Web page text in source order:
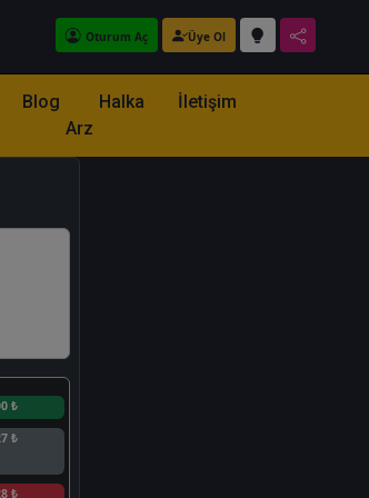
Oturum Aç Üye Ol
Blog
Halka
Arz
İletişim
₺
₺
₺